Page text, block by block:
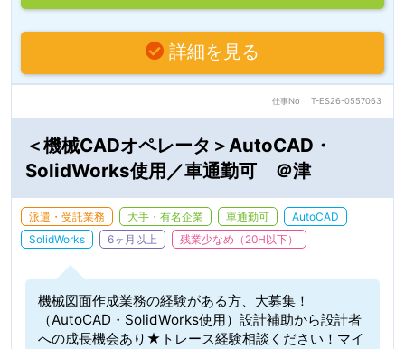
詳細を見る
仕事No T-ES26-0557063
＜機械CADオペレータ＞AutoCAD・
SolidWorks使用／車通勤可 ＠津
派遣・受託業務 大手・有名企業 車通勤可
AutoCAD
SolidWorks
6ヶ月以上 残業少なめ（20H以下）
機械図面作成業務の経験がある方、大募集！
（AutoCAD・SolidWorks使用）設計補助から設計者
への成長機会あり★トレース経験相談ください！マイ